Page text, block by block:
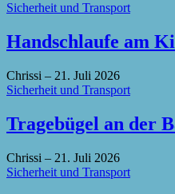
Sicherheit und Transport
Handschlaufe am
Chrissi – 21. Juli 2026
Sicherheit und Transport
Tragebügel an der
Chrissi – 21. Juli 2026
Sicherheit und Transport